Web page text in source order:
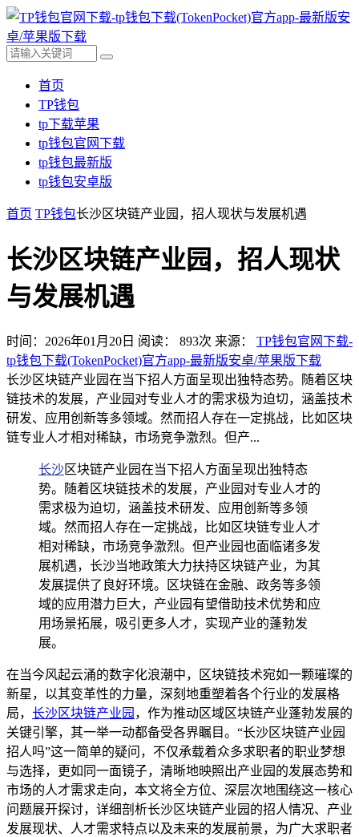
首页
TP钱包
tp下载苹果
tp钱包官网下载
tp钱包最新版
tp钱包安卓版
首页 TP钱包长沙区块链产业园，招人现状与发展机遇
长沙区块链产业园，招人现状
与发展机遇
时间：2026年01月20日 阅读： 893次 来源： TP钱包官网下载-
tp钱包下载(TokenPocket)官方app-最新版安卓/苹果版下载
长沙区块链产业园在当下招人方面呈现出独特态势。随着区块
链技术的发展，产业园对专业人才的需求极为迫切，涵盖技术
研发、应用创新等多领域。然而招人存在一定挑战，比如区块
链专业人才相对稀缺，市场竞争激烈。但产...
长沙区块链产业园在当下招人方面呈现出独特态
势。随着区块链技术的发展，产业园对专业人才的
需求极为迫切，涵盖技术研发、应用创新等多领
域。然而招人存在一定挑战，比如区块链专业人才
相对稀缺，市场竞争激烈。但产业园也面临诸多发
展机遇，长沙当地政策大力扶持区块链产业，为其
发展提供了良好环境。区块链在金融、政务等多领
域的应用潜力巨大，产业园有望借助技术优势和应
用场景拓展，吸引更多人才，实现产业的蓬勃发
展。
在当今风起云涌的数字化浪潮中，区块链技术宛如一颗璀璨的
新星，以其变革性的力量，深刻地重塑着各个行业的发展格
局， 长沙区块链产业园 ，作为推动区域区块链产业蓬勃发展的
关键引擎，其一举一动都备受各界瞩目。“长沙区块链产业园
招人吗”这一简单的疑问，不仅承载着众多求职者的职业梦想
与选择，更如同一面镜子，清晰地映照出产业园的发展态势和
市场的人才需求走向，本文将全方位、深层次地围绕这一核心
问题展开探讨，详细剖析长沙区块链产业园的招人情况、产业
发展现状、人才需求特点以及未来的发展前景，为广大求职者